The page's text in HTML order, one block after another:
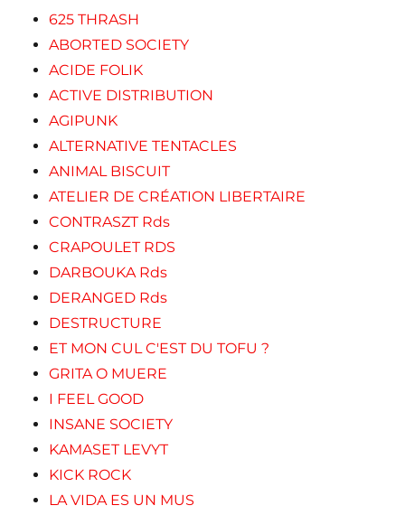
625 THRASH
ABORTED SOCIETY
ACIDE FOLIK
ACTIVE DISTRIBUTION
AGIPUNK
ALTERNATIVE TENTACLES
ANIMAL BISCUIT
ATELIER DE CRÉATION LIBERTAIRE
CONTRASZT Rds
CRAPOULET RDS
DARBOUKA Rds
DERANGED Rds
DESTRUCTURE
ET MON CUL C'EST DU TOFU ?
GRITA O MUERE
I FEEL GOOD
INSANE SOCIETY
KAMASET LEVYT
KICK ROCK
LA VIDA ES UN MUS